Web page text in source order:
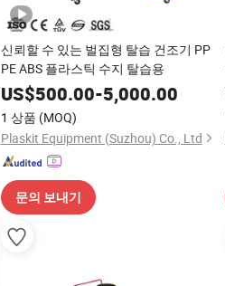
신뢰할 수 있는 벌집형 탈습 건조기 PP
PE ABS 플라스틱 수지 탈습용
US$500.00-5,000.00
1 상품 (MOQ)
Plaskit Equipment (Suzhou) Co., Ltd
문의 보내기